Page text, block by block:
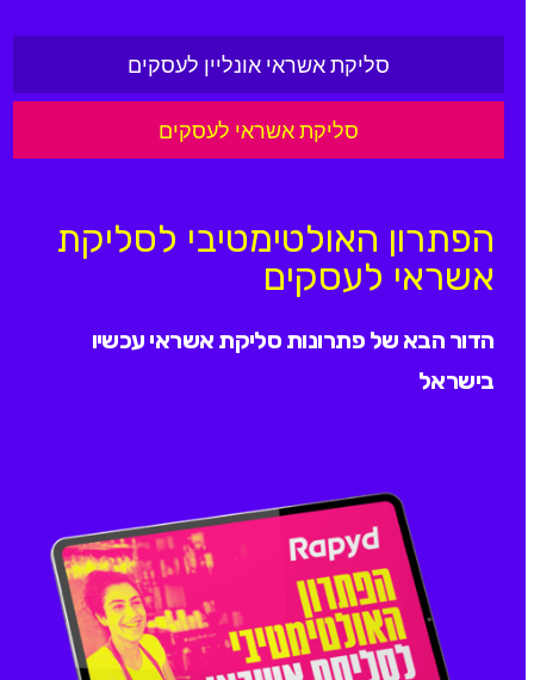
סליקת אשראי אונליין לעסקים
סליקת אשראי לעסקים
הפתרון האולטימטיבי לסליקת
אשראי לעסקים
הדור הבא של פתרונות סליקת אשראי עכשיו
בישראל